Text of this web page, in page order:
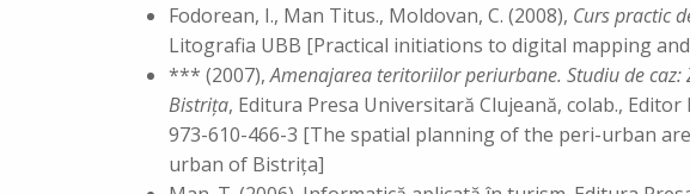
Fodorean, I., Man Titus., Moldovan, C. (2008), Curs practic
Litografia UBB [Practical initiations to digital mapping and
*** (2007),Amenajarea teritoriilor periurbane. Studiu de
Bistriţa, Editura Presa Universitară Clujeană, colab., Editor
973-610-466-3 [The spatial planning of the peri-urban
urban of Bistrița]